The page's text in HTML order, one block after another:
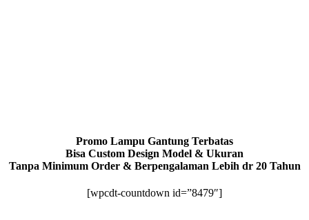
Promo Lampu Gantung Terbatas
Bisa Custom Design Model & Ukuran
Tanpa Minimum Order & Berpengalaman Lebih dr 20 Tahun
[wpcdt-countdown id=”8479″]